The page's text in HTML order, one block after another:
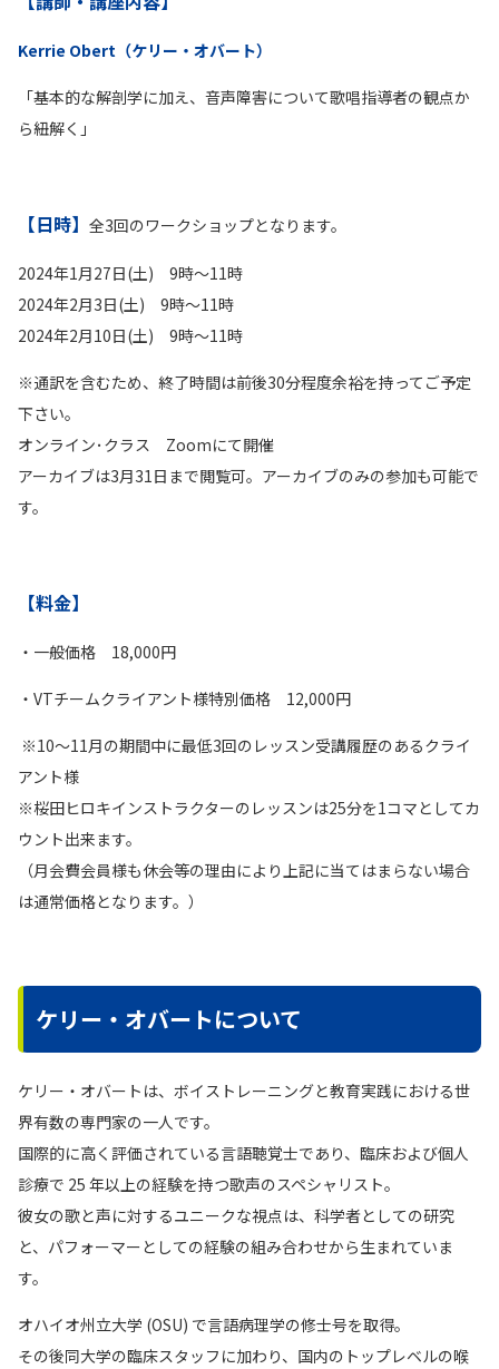
Kerrie Obert（ケリー・オバート）
「基本的な解剖学に加え、音声障害について歌唱指導者の観点か
ら紐解く」
【日時】 全3回のワークショップとなります。
2024年1月27日(土) 9時〜11時
2024年2月3日(土) 9時〜11時
2024年2月10日(土) 9時〜11時
※通訳を含むため、終了時間は前後30分程度余裕を持ってご予定
下さい。
オンライン･クラス Zoomにて開催
アーカイブは3月31日まで閲覧可。アーカイブのみの参加も可能で
す。
【料金】
・一般価格 18,000円
・VTチームクライアント様特別価格 12,000円
※10〜11月の期間中に最低3回のレッスン受講履歴のあるクライ
アント様
※桜田ヒロキインストラクターのレッスンは25分を1コマとしてカ
ウント出来ます。
（月会費会員様も休会等の理由により上記に当てはまらない場合
は通常価格となります。）
ケリー・オバートについて
ケリー・オバートは、ボイストレーニングと教育実践における世
界有数の専門家の一人です。
国際的に高く評価されている言語聴覚士であり、臨床および個人
診療で 25 年以上の経験を持つ歌声のスペシャリスト。
彼女の歌と声に対するユニークな視点は、科学者としての研究
と、パフォーマーとしての経験の組み合わせから生まれていま
す。
オハイオ州立大学 (OSU) で言語病理学の修士号を取得。
その後同大学の臨床スタッフに加わり、国内のトップレベルの喉